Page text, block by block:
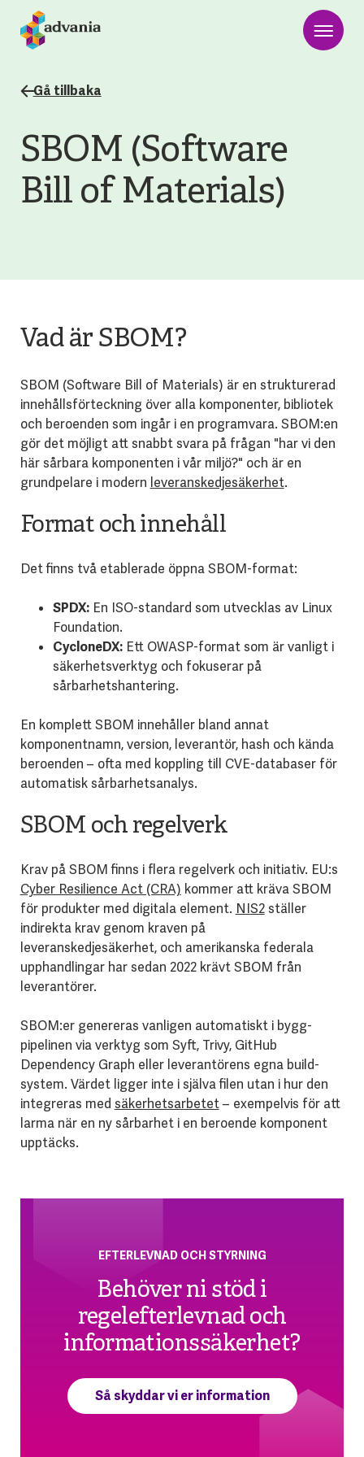
Gå tillbaka
SBOM (Software
Bill of Materials)
Vad är SBOM?
SBOM (Software Bill of Materials) är en strukturerad
innehållsförteckning över alla komponenter, bibliotek
och beroenden som ingår i en programvara. SBOM:en
gör det möjligt att snabbt svara på frågan "har vi den
här sårbara komponenten i vår miljö?" och är en
grundpelare i modern leveranskedjesäkerhet.
Format och innehåll
Det finns två etablerade öppna SBOM-format:
SPDX:En ISO-standard som utvecklas av Linux
Foundation.
CycloneDX:Ett OWASP-format som är vanligt i
säkerhetsverktyg och fokuserar på
sårbarhetshantering.
En komplett SBOM innehåller bland annat
komponentnamn, version, leverantör, hash och kända
beroenden – ofta med koppling till CVE-databaser för
automatisk sårbarhetsanalys.
SBOM och regelverk
Krav på SBOM finns i flera regelverk och initiativ. EU:s
Cyber Resilience Act (CRA) kommer att kräva SBOM
för produkter med digitala element. NIS2ställer
indirekta krav genom kraven på
leveranskedjesäkerhet, och amerikanska federala
upphandlingar har sedan 2022 krävt SBOM från
leverantörer.
SBOM:er genereras vanligen automatiskt i bygg-
pipelinen via verktyg som Syft, Trivy, GitHub
Dependency Graph eller leverantörens egna build-
system. Värdet ligger inte i själva filen utan i hur den
integreras med säkerhetsarbetet– exempelvis för att
larma när en ny sårbarhet i en beroende komponent
upptäcks.
EFTERLEVNAD OCH STYRNING
Behöver ni stöd i
regelefterlevnad och
informationssäkerhet?
Så skyddar vi er information